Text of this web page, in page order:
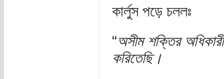
কার্লুস পড়ে চললঃ
“অসীম শক্তির
করিতেছি।